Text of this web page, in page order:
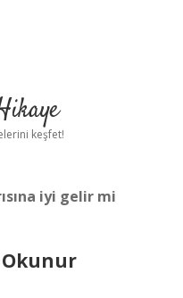
keşfet!
iyi gelir mi
Okunur